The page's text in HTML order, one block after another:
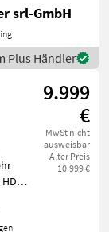
srl-GmbH
Plus Händler
9.999
€
MwSt nicht
ausweisbar
Alter Preis
10.999 €